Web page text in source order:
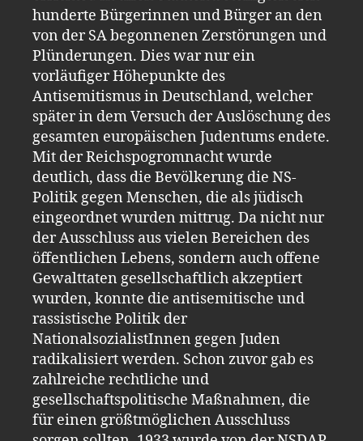
hunderte Bürgerinnen und Bürger an den
von der SA begonnenen Zerstörungen und
Plünderungen. Dies war nur ein
vorläufiger Höhepunkte des
Antisemitismus in Deutschland, welcher
später in dem Versuch der Auslöschung des
gesamten europäischen Judentums endete.
Mit der Reichspogromnacht wurde
deutlich, dass die Bevölkerung die NS-
Politik gegen Menschen, die als jüdisch
eingeordnet wurden mittrug. Da nicht nur
der Ausschluss aus vielen Bereichen des
öffentlichen Lebens, sondern auch offene
Gewalttaten gesellschaftlich akzeptiert
wurden, konnte die antisemitische und
rassistische Politik der
NationalsozialistInnen gegen Juden
radikalisiert werden. Schon zuvor gab es
zahlreiche rechtliche und
gesellschaftspolitische Maßnahmen, die
für einen größtmöglichen Ausschluss